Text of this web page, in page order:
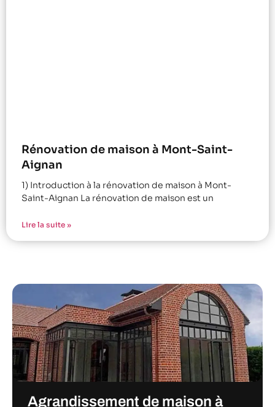
Rénovation de maison à Mont-Saint-
Aignan
1) Introduction à la rénovation de maison à Mont-
Saint-Aignan La rénovation de maison est un
Lire la suite »
Agrandissement de maison à